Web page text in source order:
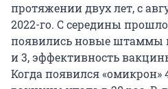
протяжении двух лет, с
2022-го. С середины
появились новые штаммы
и 3, эффективность
Когда появился «омикрон»